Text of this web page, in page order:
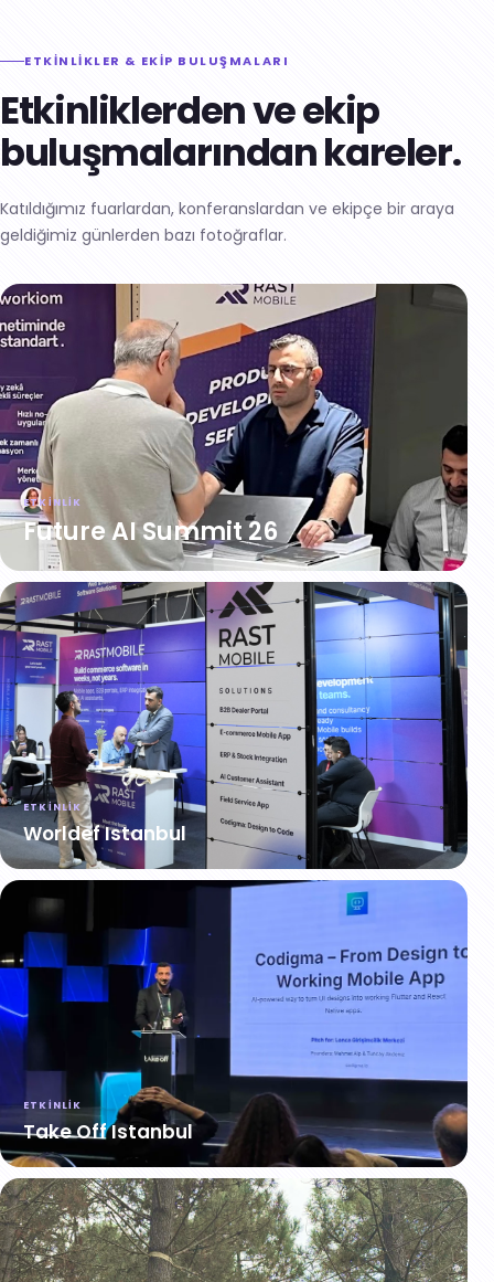
ETKİNLİKLER & EKİP BULUŞMALARI
Etkinliklerden ve ekip
buluşmalarından kareler.
Katıldığımız fuarlardan, konferanslardan ve ekipçe bir araya
geldiğimiz günlerden bazı fotoğraflar.
ETKINLIK
Future AI Summit 26
ETKINLIK
Worldef Istanbul
ETKINLIK
Take Off Istanbul